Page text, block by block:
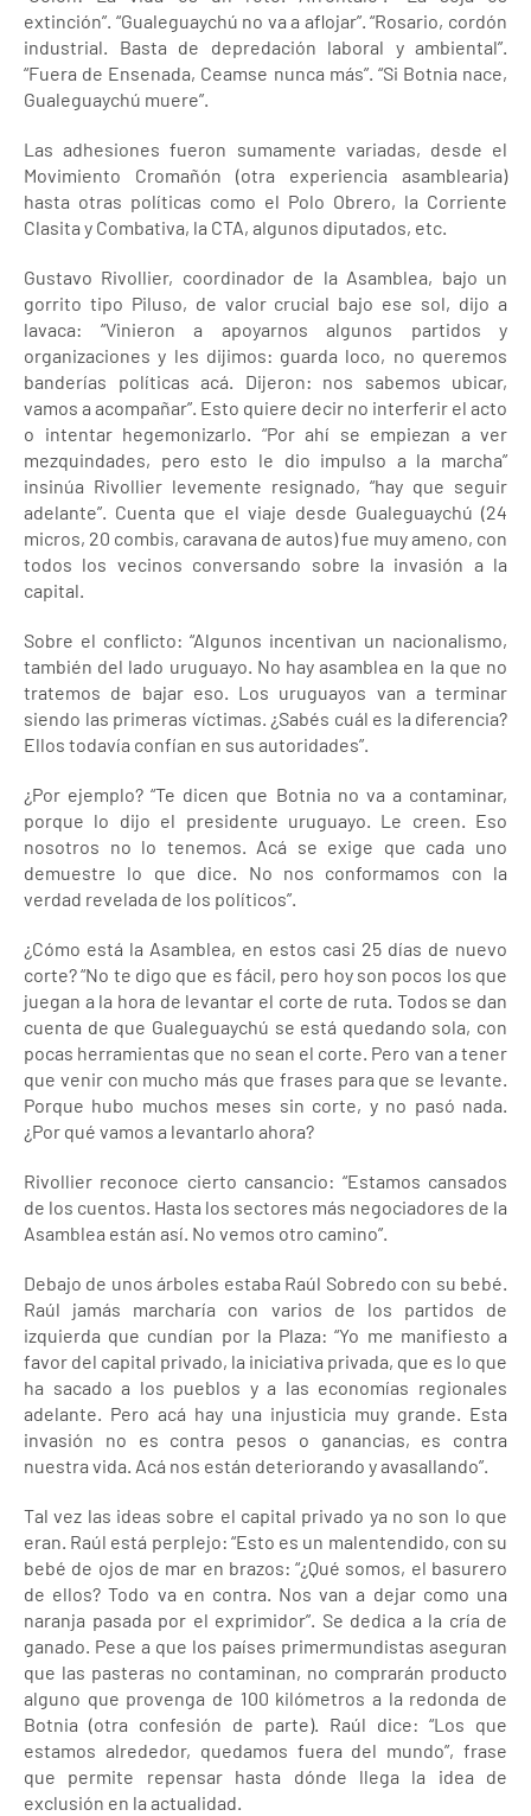
extinción”. “Gualeguaychú no va a aflojar”. “Rosario, cordón
industrial. Basta de depredación laboral y ambiental”.
“Fuera de Ensenada, Ceamse nunca más”. “Si Botnia nace,
Gualeguaychú muere”.
Las adhesiones fueron sumamente variadas, desde el
Movimiento Cromañón (otra experiencia asamblearia)
hasta otras políticas como el Polo Obrero, la Corriente
Clasita y Combativa, la CTA, algunos diputados, etc.
Gustavo Rivollier, coordinador de la Asamblea, bajo un
gorrito tipo Piluso, de valor crucial bajo ese sol, dijo a
lavaca: “Vinieron a apoyarnos algunos partidos y
organizaciones y les dijimos: guarda loco, no queremos
banderías políticas acá. Dijeron: nos sabemos ubicar,
vamos a acompañar”. Esto quiere decir no interferir el acto
o intentar hegemonizarlo. “Por ahí se empiezan a ver
mezquindades, pero esto le dio impulso a la marcha”
insinúa Rivollier levemente resignado, “hay que seguir
adelante”. Cuenta que el viaje desde Gualeguaychú (24
micros, 20 combis, caravana de autos) fue muy ameno, con
todos los vecinos conversando sobre la invasión a la
capital.
Sobre el conflicto: “Algunos incentivan un nacionalismo,
también del lado uruguayo. No hay asamblea en la que no
tratemos de bajar eso. Los uruguayos van a terminar
siendo las primeras víctimas. ¿Sabés cuál es la diferencia?
Ellos todavía confían en sus autoridades”.
¿Por ejemplo? “Te dicen que Botnia no va a contaminar,
porque lo dijo el presidente uruguayo. Le creen. Eso
nosotros no lo tenemos. Acá se exige que cada uno
demuestre lo que dice. No nos conformamos con la
verdad revelada de los políticos”.
¿Cómo está la Asamblea, en estos casi 25 días de nuevo
corte? “No te digo que es fácil, pero hoy son pocos los que
juegan a la hora de levantar el corte de ruta. Todos se dan
cuenta de que Gualeguaychú se está quedando sola, con
pocas herramientas que no sean el corte. Pero van a tener
que venir con mucho más que frases para que se levante.
Porque hubo muchos meses sin corte, y no pasó nada.
¿Por qué vamos a levantarlo ahora?
Rivollier reconoce cierto cansancio: “Estamos cansados
de los cuentos. Hasta los sectores más negociadores de la
Asamblea están así. No vemos otro camino”.
Debajo de unos árboles estaba Raúl Sobredo con su bebé.
Raúl jamás marcharía con varios de los partidos de
izquierda que cundían por la Plaza: “Yo me manifiesto a
favor del capital privado, la iniciativa privada, que es lo que
ha sacado a los pueblos y a las economías regionales
adelante. Pero acá hay una injusticia muy grande. Esta
invasión no es contra pesos o ganancias, es contra
nuestra vida. Acá nos están deteriorando y avasallando”.
Tal vez las ideas sobre el capital privado ya no son lo que
eran. Raúl está perplejo: “Esto es un malentendido, con su
bebé de ojos de mar en brazos: “¿Qué somos, el basurero
de ellos? Todo va en contra. Nos van a dejar como una
naranja pasada por el exprimidor”. Se dedica a la cría de
ganado. Pese a que los países primermundistas aseguran
que las pasteras no contaminan, no comprarán producto
alguno que provenga de 100 kilómetros a la redonda de
Botnia (otra confesión de parte). Raúl dice: “Los que
estamos alrededor, quedamos fuera del mundo”, frase
que permite repensar hasta dónde llega la idea de
exclusión en la actualidad.